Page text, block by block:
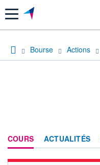
Menu
Bourse Actions
COURS ACTUALITÉS